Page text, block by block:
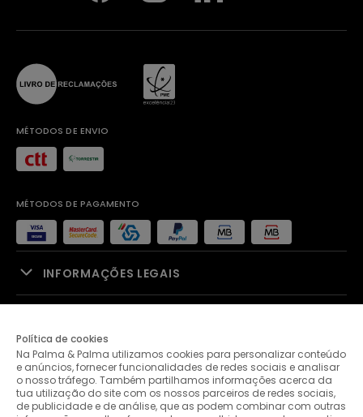
MÉTODOS DE ENVIO
MÉTODOS DE PAGAMENTO
INFORMAÇÕES LEGAIS
PALMA & PALMA
APOIO AO CLIENTE
Política de cookies
Na Palma & Palma utilizamos cookies para personalizar conteúdo
e anúncios, fornecer funcionalidades de redes sociais e analisar
o nosso tráfego. Também partilhamos informações acerca da
tua utilização do site com os nossos parceiros de redes sociais,
de publicidade e de análise, que as podem combinar com outras